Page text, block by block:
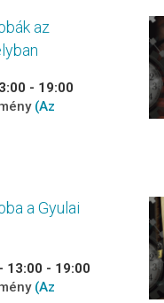
az
- 19:00
(Az
a Gyulai
13:00 - 19:00
(Az